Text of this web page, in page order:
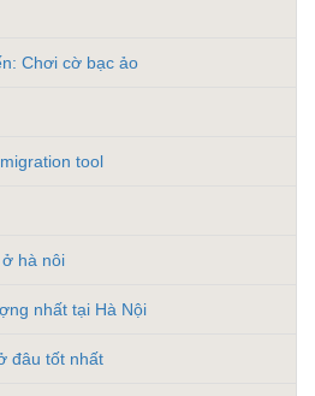
Chơi cờ bạc ảo
tool
hà nôi
nhất tại Hà Nội
đâu tốt nhất